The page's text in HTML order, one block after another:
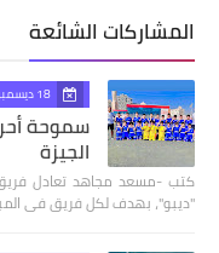
المشاركات الشائعة
18 ديسمبر 2023
سموحة
الجيزة
"ديبو"، بهدف لكل فريق فى